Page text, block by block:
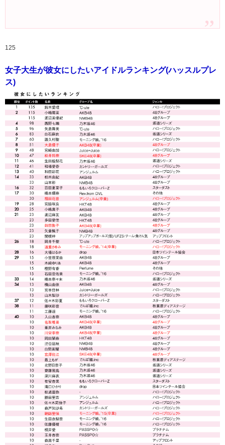
125
女子大生が彼女にしたいアイドルランキング(ハッスルプレ
ス)